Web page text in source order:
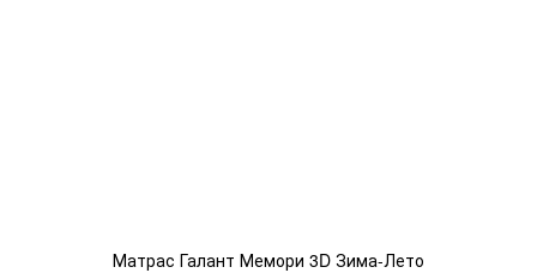
Матрас Галант Мемори 3D Зима-Лето